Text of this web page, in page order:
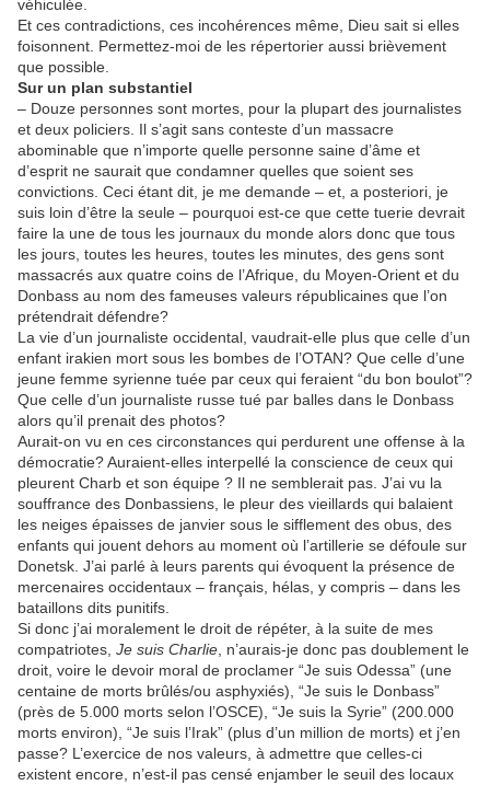
véhiculée.
Et ces contradictions, ces incohérences même, Dieu sait si elles
foisonnent. Permettez-moi de les répertorier aussi brièvement
que possible.
Sur un plan substantiel
– Douze personnes sont mortes, pour la plupart des journalistes
et deux policiers. Il s’agit sans conteste d’un massacre
abominable que n’importe quelle personne saine d’âme et
d’esprit ne saurait que condamner quelles que soient ses
convictions. Ceci étant dit, je me demande – et, a posteriori, je
suis loin d’être la seule – pourquoi est-ce que cette tuerie devrait
faire la une de tous les journaux du monde alors donc que tous
les jours, toutes les heures, toutes les minutes, des gens sont
massacrés aux quatre coins de l’Afrique, du Moyen-Orient et du
Donbass au nom des fameuses valeurs républicaines que l’on
prétendrait défendre?
La vie d’un journaliste occidental, vaudrait-elle plus que celle d’un
enfant irakien mort sous les bombes de l’OTAN? Que celle d’une
jeune femme syrienne tuée par ceux qui feraient “du bon boulot”?
Que celle d’un journaliste russe tué par balles dans le Donbass
alors qu’il prenait des photos?
Aurait-on vu en ces circonstances qui perdurent une offense à la
démocratie? Auraient-elles interpellé la conscience de ceux qui
pleurent Charb et son équipe ? Il ne semblerait pas. J’ai vu la
souffrance des Donbassiens, le pleur des vieillards qui balaient
les neiges épaisses de janvier sous le sifflement des obus, des
enfants qui jouent dehors au moment où l’artillerie se défoule sur
Donetsk. J’ai parlé à leurs parents qui évoquent la présence de
mercenaires occidentaux – français, hélas, y compris – dans les
bataillons dits punitifs.
Si donc j’ai moralement le droit de répéter, à la suite de mes
compatriotes, Je suis Charlie, n’aurais-je donc pas doublement le
droit, voire le devoir moral de proclamer “Je suis Odessa” (une
centaine de morts brûlés/ou asphyxiés), “Je suis le Donbass”
(près de 5.000 morts selon l’OSCE), “Je suis la Syrie” (200.000
morts environ), “Je suis l’Irak” (plus d’un million de morts) et j’en
passe? L’exercice de nos valeurs, à admettre que celles-ci
existent encore, n’est-il pas censé enjamber le seuil des locaux